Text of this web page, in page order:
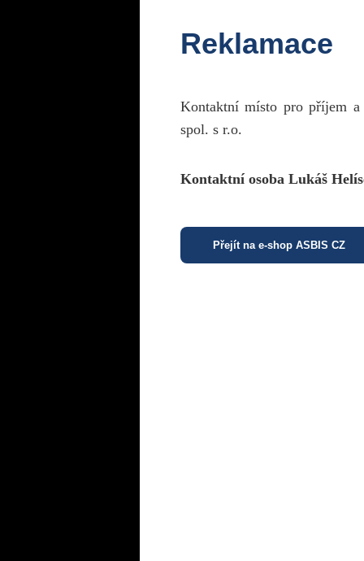
Reklamace
Kontaktní místo pro příjem
spol. s r.o.
Kontaktní osoba Lukáš
Přejít na e-shop ASBIS CZ